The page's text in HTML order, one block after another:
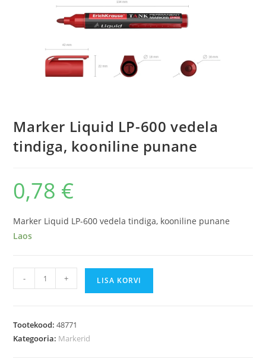
Marker Liquid LP-600 vedela
tindiga, kooniline punane
0,78 €
Marker Liquid LP-600 vedela tindiga, kooniline punane
Laos
Liquid
vedela
- + LISA KORVI
Tootekood:48771
Kategooria: Markerid